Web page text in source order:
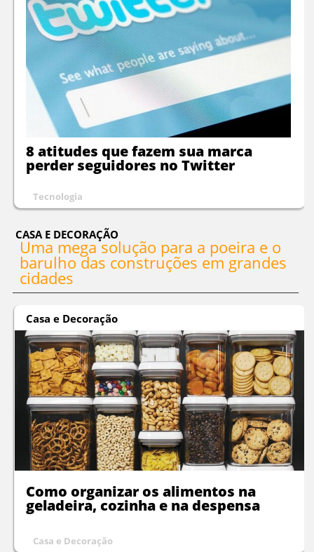
8 atitudes que fazem sua marca
perder seguidores no Twitter
Tecnologia
CASA E DECORAÇÃO
Uma mega solução para a poeira e o
barulho das construções em grandes
cidades
Casa e Decoração
Como organizar os alimentos na
geladeira, cozinha e na despensa
Casa e Decoração